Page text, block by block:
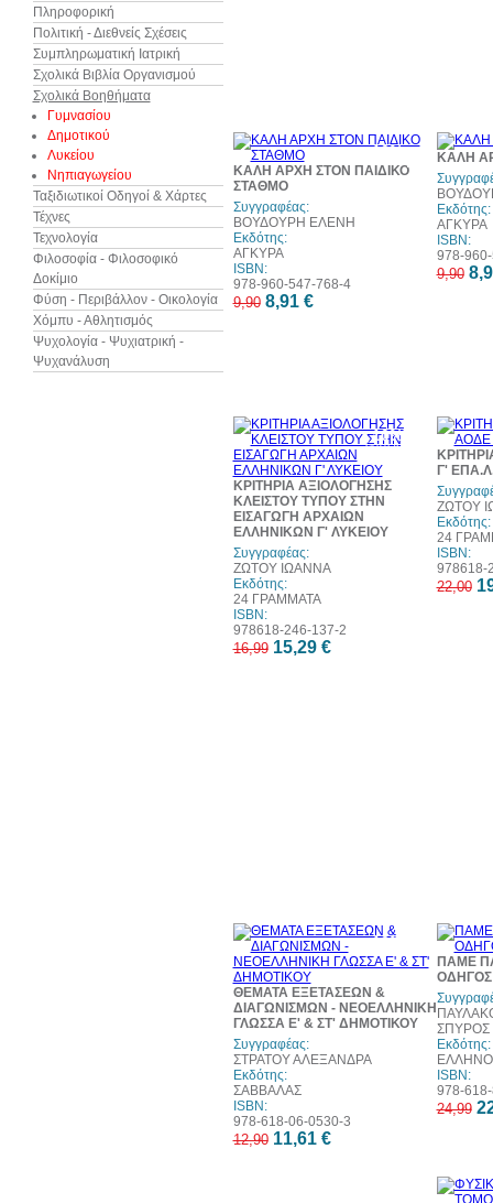
Πληροφορική
Πολιτική - Διεθνείς Σχέσεις
Συμπληρωματική Ιατρική
Σχολικά Βιβλία Οργανισμού
Σχολικά Βοηθήματα
Γυμνασίου
Δημοτικού
Λυκείου
Νηπιαγωγείου
Ταξιδιωτικοί Οδηγοί & Χάρτες
Τέχνες
Τεχνολογία
Φιλοσοφία - Φιλοσοφικό
Δοκίμιο
Φύση - Περιβάλλον - Οικολογία
Χόμπυ - Αθλητισμός
Ψυχολογία - Ψυχιατρική -
Ψυχανάλυση
10%
ΚΑΛΗ ΑΡΧΗ ΣΤΟΝ ΠΑΙΔΙΚΟ
ΣΤΑΘΜΟ
Συγγραφέας:
ΒΟΥΔΟΥΡΗ ΕΛΕΝΗ
Εκδότης:
ΑΓΚΥΡΑ
ISBN:
978-960-547-768-4
9,90 8,91 €
ΚΑΛΗ
Εκδότης:
ΑΓΚΥΡΑ
ISBN:
978-
9,90
10%
έκπτωση
ΚΡΙΤΗΡΙΑ ΑΞΙΟΛΟΓΗΣΗΣ
ΚΛΕΙΣΤΟΥ ΤΥΠΟΥ ΣΤΗΝ
ΕΙΣΑΓΩΓΗ ΑΡΧΑΙΩΝ
ΕΛΛΗΝΙΚΩΝ Γ' ΛΥΚΕΙΟΥ
Συγγραφέας:
ΖΩΤΟΥ ΙΩΑΝΝΑ
Εκδότης:
24 ΓΡΑΜΜΑΤΑ
ISBN:
978618-246-137-2
16,99 15,29 €
Γ'
ΖΩΤΟΥ
Εκδότης:
24
ISBN:
978618-
22,00
10%
ΘΕΜΑΤΑ ΕΞΕΤΑΣΕΩΝ &
ΔΙΑΓΩΝΙΣΜΩΝ - ΝΕΟΕΛΛΗΝΙΚΗ
ΓΛΩΣΣΑ Ε' & ΣΤ' ΔΗΜΟΤΙΚΟΥ
Συγγραφέας:
ΣΤΡΑΤΟΥ ΑΛΕΞΑΝΔΡΑ
Εκδότης:
ΣΑΒΒΑΛΑΣ
ISBN:
978-618-06-0530-3
12,90 11,61 €
ΠΑΜΕ
ΣΠΥΡΟΣ
Εκδότης:
ISBN:
978-
24,99